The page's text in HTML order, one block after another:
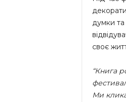
думки та
своє
“Книга
Ми